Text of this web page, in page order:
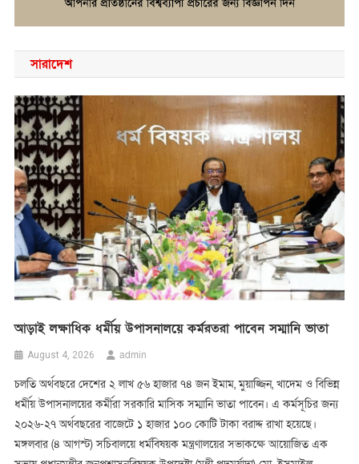
সারাদেশ
আড়াই লক্ষাধিক ধর্মীয় উপাসনালয়ে কর্মরতরা পাবেন সম্মানি ভাতা
August 4, 2026 admin
চলতি অর্থবছরে দেশের ২ লাখ ৫৬ হাজার ৭৪ জন ইমাম, মুয়াজ্জিন, খাদেম ও বিভিন্ন
ধর্মীয় উপাসনালয়ের কর্মীরা সরকারি মাসিক সম্মানি ভাতা পাবেন। এ কর্মসূচির জন্য
২০২৬-২৭ অর্থবছরের বাজেটে ১ হাজার ১০০ কোটি টাকা বরাদ্দ রাখা হয়েছে।
মঙ্গলবার (৪ আগস্ট) সচিবালয়ে ধর্মবিষয়ক মন্ত্রণালয়ের সভাকক্ষে আয়োজিত এক